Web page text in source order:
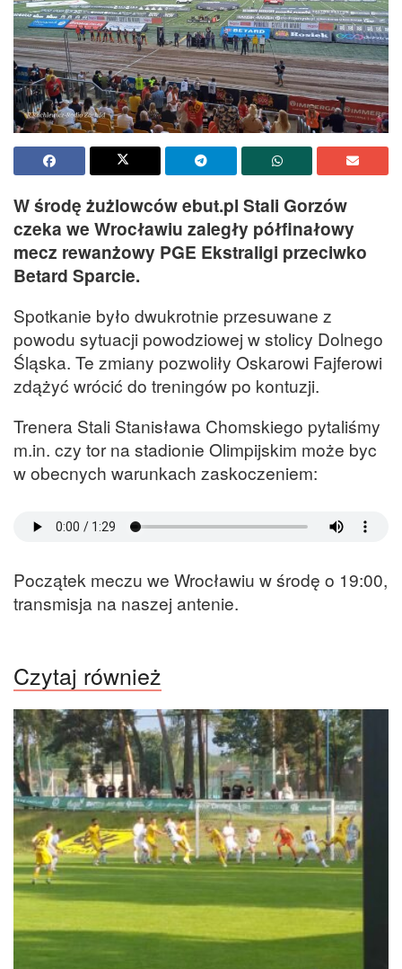
W środę żużlowców ebut.pl Stali Gorzów
czeka we Wrocławiu zaległy półfinałowy
mecz rewanżowy PGE Ekstraligi przeciwko
Betard Sparcie.
Spotkanie było dwukrotnie przesuwane z
powodu sytuacji powodziowej w stolicy Dolnego
Śląska. Te zmiany pozwoliły Oskarowi Fajferowi
zdążyć wrócić do treningów po kontuzji.
Trenera Stali Stanisława Chomskiego pytaliśmy
m.in. czy tor na stadionie Olimpijskim może byc
w obecnych warunkach zaskoczeniem:
Początek meczu we Wrocławiu w środę o 19:00,
transmisja na naszej antenie.
Czytaj również